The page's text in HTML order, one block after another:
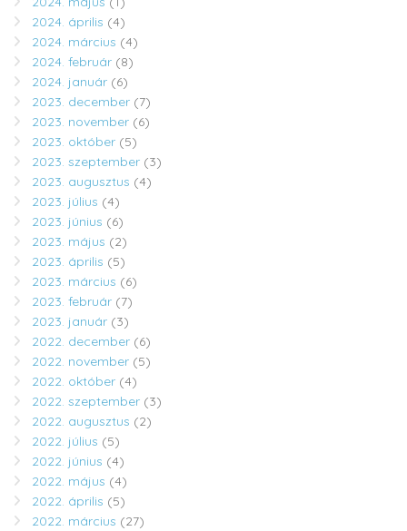
2024. április (4)
2024. március (4)
2024. február (8)
2024. január (6)
2023. december (7)
2023. november (6)
2023. október (5)
2023. szeptember (3)
2023. augusztus (4)
2023. július (4)
2023. június (6)
2023. május (2)
2023. április (5)
2023. március (6)
2023. február (7)
2023. január (3)
2022. december (6)
2022. november (5)
2022. október (4)
2022. szeptember (3)
2022. augusztus (2)
2022. július (5)
2022. június (4)
2022. május (4)
2022. április (5)
2022. március (27)